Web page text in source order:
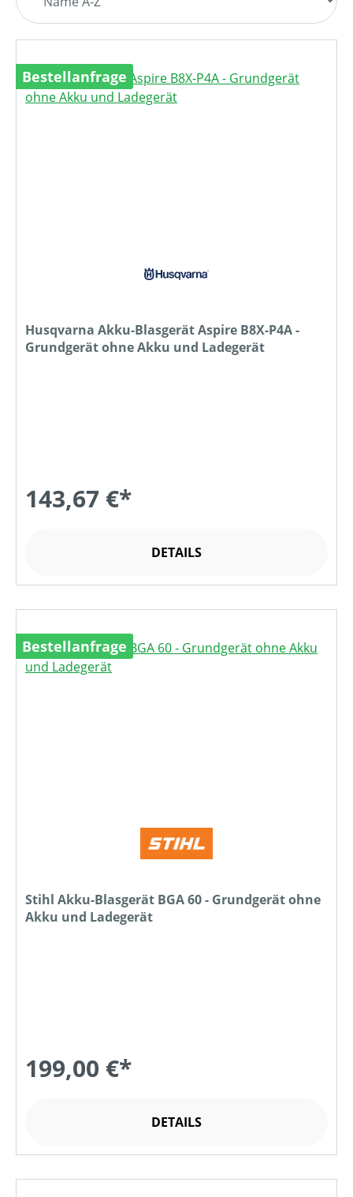
Bestellanfrage
Husqvarna Akku-Blasgerät Aspire B8X-P4A -
Grundgerät ohne Akku und Ladegerät
143,67 €*
DETAILS
Bestellanfrage
Stihl Akku-Blasgerät BGA 60 - Grundgerät ohne
Akku und Ladegerät
199,00 €*
DETAILS